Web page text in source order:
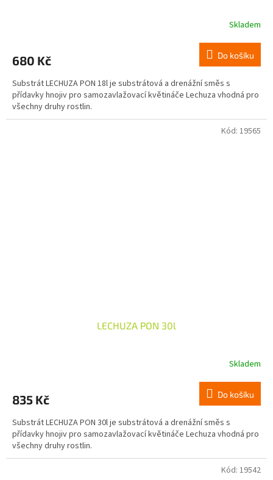
Skladem
680 Kč Do košíku
Substrát LECHUZA PON 18l je substrátová a drenážní směs s
přídavky hnojiv pro samozavlažovací květináče Lechuza vhodná pro
všechny druhy rostlin.
LECHUZA PON 30l
Skladem
835 Kč Do košíku
Substrát LECHUZA PON 30l je substrátová a drenážní směs s
přídavky hnojiv pro samozavlažovací květináče Lechuza vhodná pro
všechny druhy rostlin.
Kód: 19565
Kód: 19542